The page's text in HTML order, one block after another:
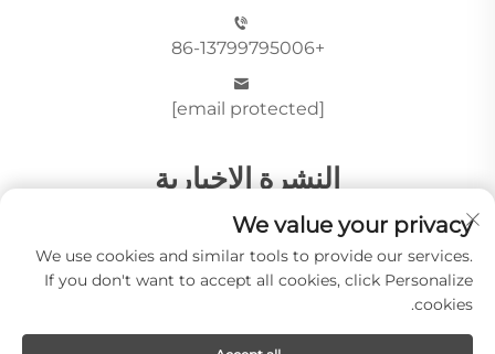
+86-13799795006
[email protected]
النشرة الإخبارية
أرسِل
We value your privacy
We use cookies and similar tools to provide our services.
If you don't want to accept all cookies, click Personalize
cookies.